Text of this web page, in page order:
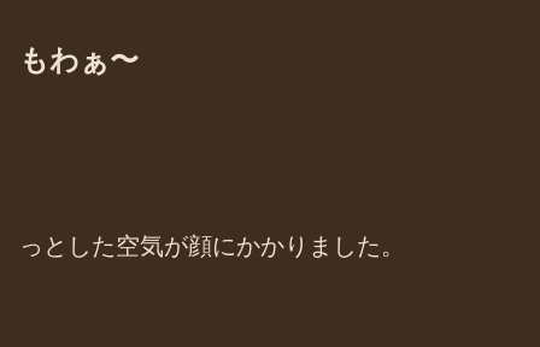
もわぁ〜
っとした空気が顔にかかりました。